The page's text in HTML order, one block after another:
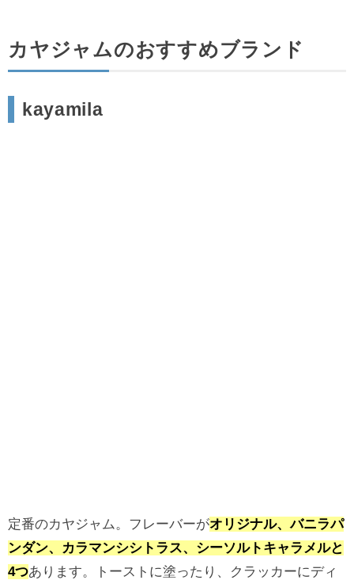
カヤジャムのおすすめブランド
kayamila
定番のカヤジャム。フレーバーがオリジナル、バニラパ
ンダン、カラマンシシトラス、シーソルトキャラメルと
4つあります。トーストに塗ったり、クラッカーにディ